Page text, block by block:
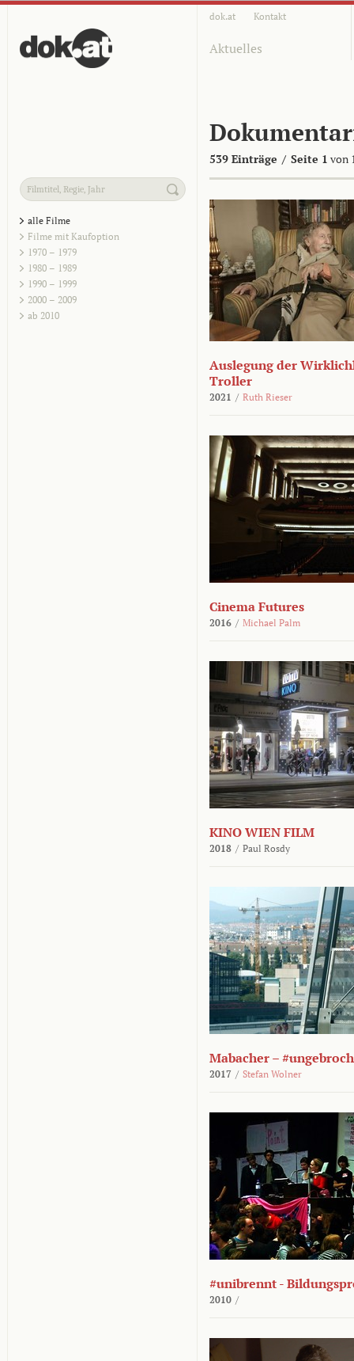
dok.at Kontakt
Aktuelles
539 Einträge / Seite 1 von
alle Filme
Filme mit Kaufoption
1970 – 1979
1980 – 1989
1990 – 1999
2000 – 2009
ab 2010
Auslegung der
Troller
2021 / Ruth Rieser
Cinema Futures
2016 / Michael Palm
KINO WIEN FILM
2018 / Paul Rosdy
Mabacher –
2017 / Stefan Wolner
#unibrennt -
2010 /